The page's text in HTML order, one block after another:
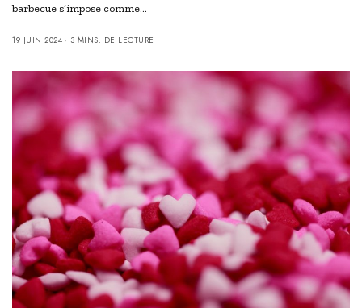
barbecue s’impose comme…
19 JUIN 2024 3 MINS. DE LECTURE